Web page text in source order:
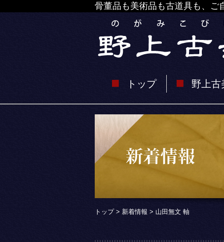
骨董品も美術品も古道具も、ご
トップ 野上古
トップ> 新着情報 > 山田無文 軸